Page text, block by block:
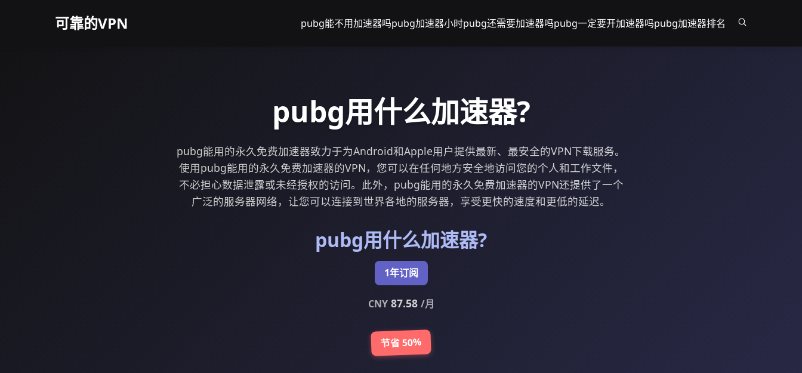
可靠的VPN pubg能不用加速器吗pubg加速器小时pubg还需要加速器吗pubg一定要开加速器吗pubg加速器排名
pubg用什么加速器?
pubg能用的永久免费加速器致力于为Android和Apple用户提供最新、最安全的VPN下载服务。
使用pubg能用的永久免费加速器的VPN，您可以在任何地方安全地访问您的个人和工作文件，
不必担心数据泄露或未经授权的访问。此外，pubg能用的永久免费加速器的VPN还提供了一个
广泛的服务器网络，让您可以连接到世界各地的服务器，享受更快的速度和更低的延迟。
pubg用什么加速器?
1年订阅
CNY87.58 /月
节省 50%